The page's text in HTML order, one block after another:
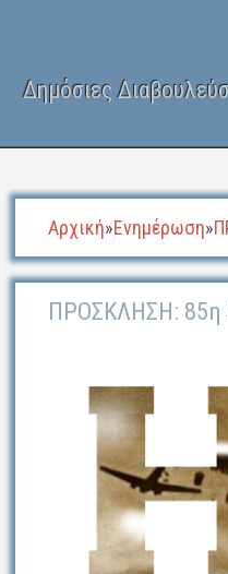
Δημόσιες
Αρχική»Ενημέρωση»
ΠΡΟΣΚΛΗΣΗ: